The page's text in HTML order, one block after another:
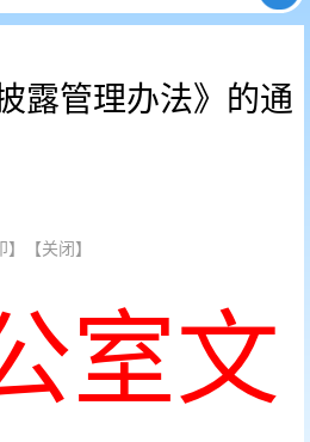
露管理办法》的通
【关闭】
室文